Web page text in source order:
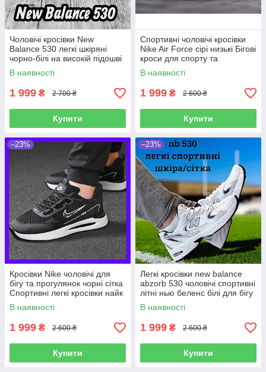
Чоловічі кросівки New
Balance 530 легкі шкіряні
чорно-білі на високій підошві
Бігові кросівки нью баланс
В наявності
1 999 ₴ 2 700 ₴
Купити
Спортивні чоловічі кросівки
Nike Air Force сірі низькі Бігові
кроси для спорту та
активного відпочинку
хлопцеві
В наявності
1 999 ₴ 2 600 ₴
Купити
–23%
Кросівки Nike чоловічі для
бігу та прогулянок чорні сітка
Спортивні легкі кросівки найк
текстильні
В наявності
1 999 ₴ 2 600 ₴
Купити
–23%
Легкі кросівки new balance
abzorb 530 чоловічі спортивні
літні нью беленс білі для бігу
В наявності
1 999 ₴ 2 600 ₴
Купити